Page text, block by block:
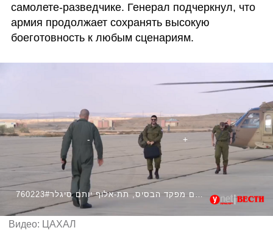
самолете-разведчике. Генерал подчеркнул, что
армия продолжает сохранять высокую
боеготовность к любым сценариям.
760223#סגן ראש המטה הכללי, אלוף אמיר ברעם, ביקר בבסיס חיל האוויר "נבטים" עם מפקד הבסיס, תת-אלוף יותם סיגלר
Видео: ЦАХАЛ